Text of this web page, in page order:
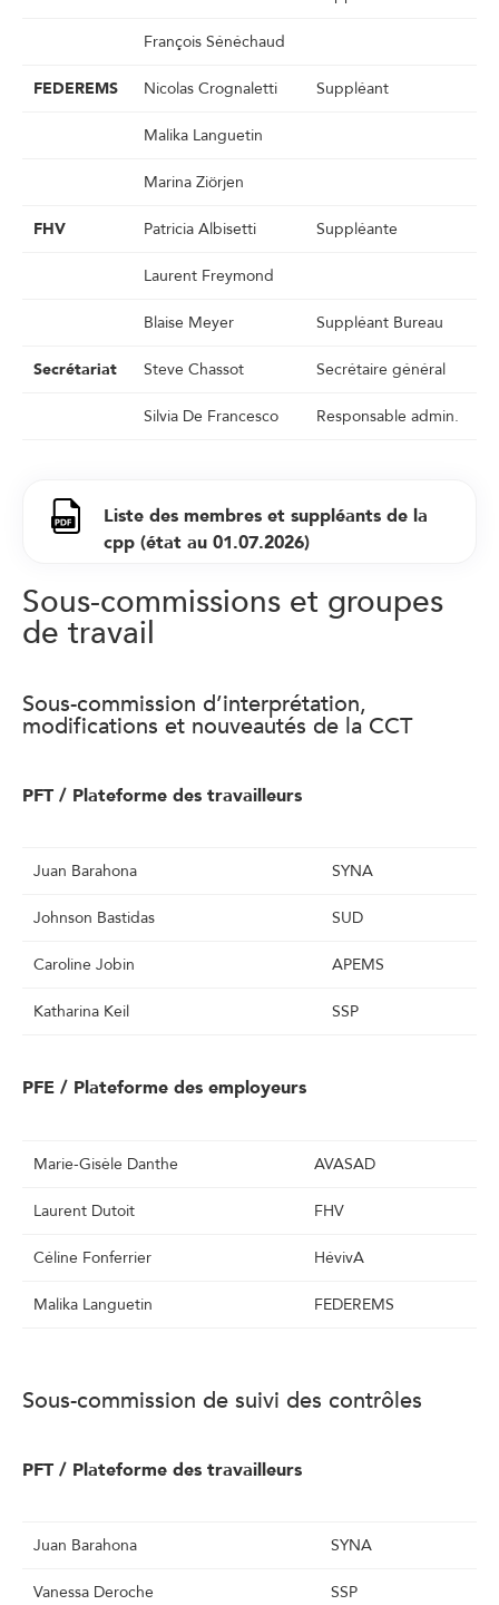
François Sénéchaud
FEDEREMS Nicolas Crognaletti Suppléant
Malika Languetin
Marina Ziörjen
FHV Patricia Albisetti Suppléante
Laurent Freymond
Blaise Meyer Suppléant Bureau
Secrétariat Steve Chassot Secrétaire général
Silvia De Francesco Responsable admin.
Liste des membres et suppléants de la
cpp (état au 01.07.2026)
Sous-commissions et groupes
de travail
Sous-commission d’interprétation,
modifications et nouveautés de la CCT
PFT / Plateforme des travailleurs
Juan Barahona SYNA
Johnson Bastidas SUD
Caroline Jobin APEMS
Katharina Keil SSP
PFE / Plateforme des employeurs
Marie-Gisèle Danthe AVASAD
Laurent Dutoit FHV
Céline Fonferrier HévivA
Malika Languetin FEDEREMS
Sous-commission de suivi des contrôles
PFT / Plateforme des travailleurs
Juan Barahona SYNA
Vanessa Deroche SSP